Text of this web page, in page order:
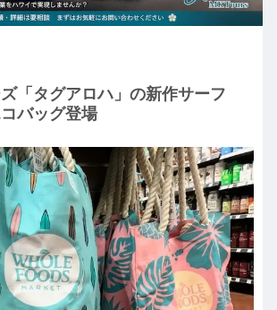
「タグアロハ」の新作サーフ
バッグ登場